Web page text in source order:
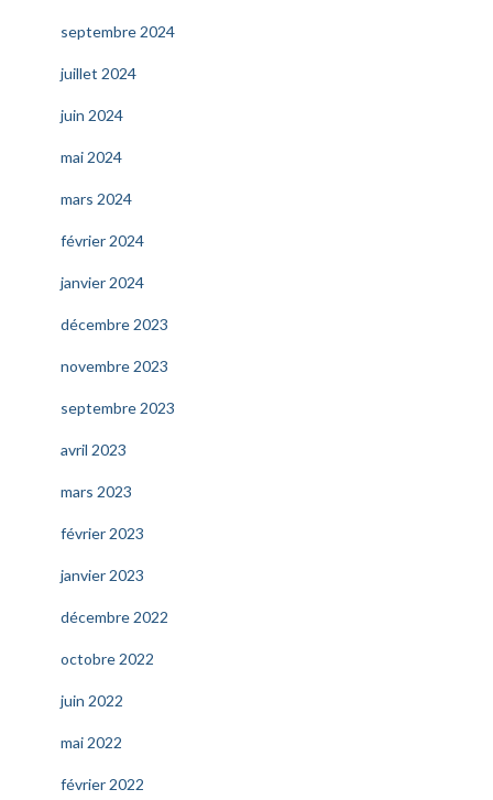
septembre 2024
juillet 2024
juin 2024
mai 2024
mars 2024
février 2024
janvier 2024
décembre 2023
novembre 2023
septembre 2023
avril 2023
mars 2023
février 2023
janvier 2023
décembre 2022
octobre 2022
juin 2022
mai 2022
février 2022